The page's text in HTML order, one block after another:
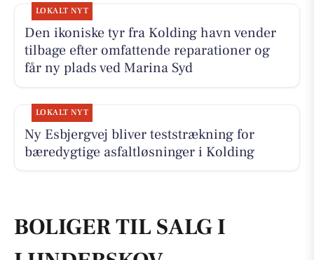
LOKALT NYT
Den ikoniske tyr fra Kolding havn vender
tilbage efter omfattende reparationer og
får ny plads ved Marina Syd
LOKALT NYT
Ny Esbjergvej bliver teststrækning for
bæredygtige asfaltløsninger i Kolding
BOLIGER TIL SALG I